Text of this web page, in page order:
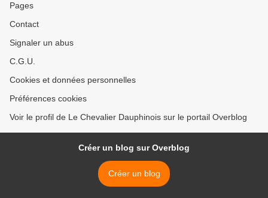
Pages
Contact
Signaler un abus
C.G.U.
Cookies et données personnelles
Préférences cookies
Voir le profil de Le Chevalier Dauphinois sur le portail Overblog
Créer un blog sur Overblog
Créer un blog